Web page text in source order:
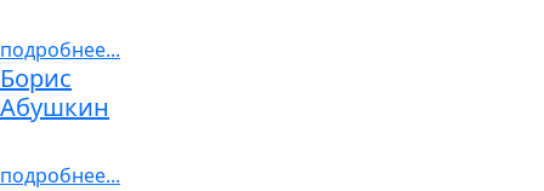
подробнее...
Борис
Абушкин
подробнее...